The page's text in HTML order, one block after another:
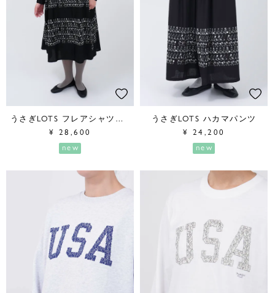
うさぎLOTS フレアシャツワンピース
¥ 28,600
new
うさぎLOTS ハカマパンツ
¥ 24,200
new